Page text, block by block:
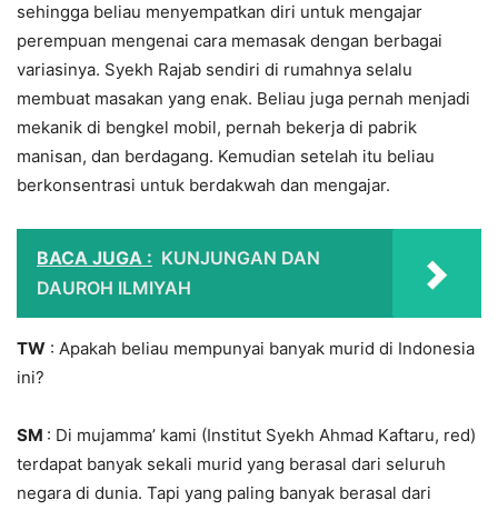
sehingga beliau menyempatkan diri untuk mengajar
perempuan mengenai cara memasak dengan berbagai
variasinya. Syekh Rajab sendiri di rumahnya selalu
membuat masakan yang enak. Beliau juga pernah menjadi
mekanik di bengkel mobil, pernah bekerja di pabrik
manisan, dan berdagang. Kemudian setelah itu beliau
berkonsentrasi untuk berdakwah dan mengajar.
BACA JUGA : KUNJUNGAN DAN
DAUROH ILMIYAH
TW : Apakah beliau mempunyai banyak murid di Indonesia
ini?
SM : Di mujamma’ kami (Institut Syekh Ahmad Kaftaru, red)
terdapat banyak sekali murid yang berasal dari seluruh
negara di dunia. Tapi yang paling banyak berasal dari